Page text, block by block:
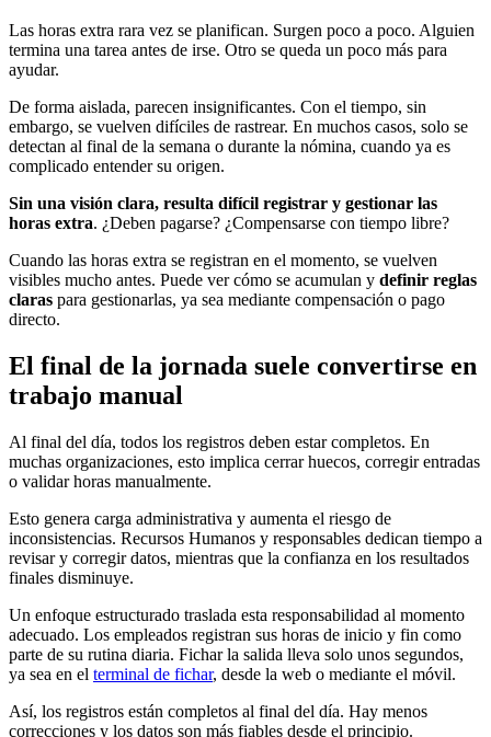
Las horas extra rara vez se planifican. Surgen poco a poco. Alguien
termina una tarea antes de irse. Otro se queda un poco más para
ayudar.
De forma aislada, parecen insignificantes. Con el tiempo, sin
embargo, se vuelven difíciles de rastrear. En muchos casos, solo se
detectan al final de la semana o durante la nómina, cuando ya es
complicado entender su origen.
Sin una visión clara, resulta difícil registrar y gestionar las
horas extra. ¿Deben pagarse? ¿Compensarse con tiempo libre?
Cuando las horas extra se registran en el momento, se vuelven
visibles mucho antes. Puede ver cómo se acumulan y definir reglas
claras para gestionarlas, ya sea mediante compensación o pago
directo.
El final de la jornada suele convertirse en
trabajo manual
Al final del día, todos los registros deben estar completos. En
muchas organizaciones, esto implica cerrar huecos, corregir entradas
o validar horas manualmente.
Esto genera carga administrativa y aumenta el riesgo de
inconsistencias. Recursos Humanos y responsables dedican tiempo a
revisar y corregir datos, mientras que la confianza en los resultados
finales disminuye.
Un enfoque estructurado traslada esta responsabilidad al momento
adecuado. Los empleados registran sus horas de inicio y fin como
parte de su rutina diaria. Fichar la salida lleva solo unos segundos,
ya sea en el terminal de fichar, desde la web o mediante el móvil.
Así, los registros están completos al final del día. Hay menos
correcciones y los datos son más fiables desde el principio.